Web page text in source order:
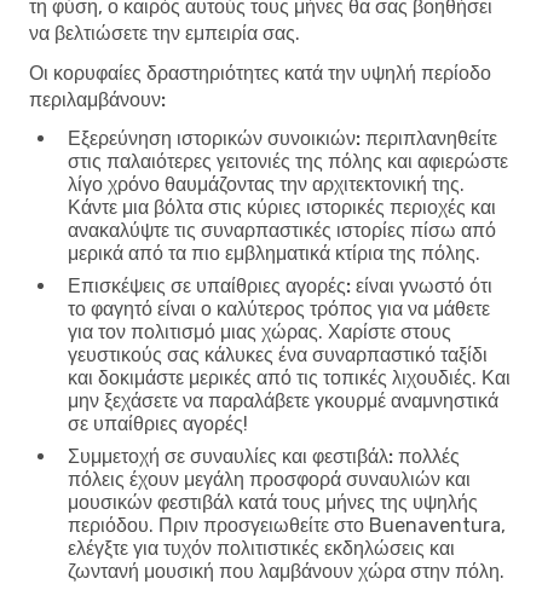
τη φύση, ο καιρός αυτούς τους μήνες θα σας βοηθήσει
να βελτιώσετε την εμπειρία σας.
Οι κορυφαίες δραστηριότητες κατά την υψηλή περίοδο
περιλαμβάνουν:
Εξερεύνηση ιστορικών συνοικιών: περιπλανηθείτε
στις παλαιότερες γειτονιές της πόλης και αφιερώστε
λίγο χρόνο θαυμάζοντας την αρχιτεκτονική της.
Κάντε μια βόλτα στις κύριες ιστορικές περιοχές και
ανακαλύψτε τις συναρπαστικές ιστορίες πίσω από
μερικά από τα πιο εμβληματικά κτίρια της πόλης.
Επισκέψεις σε υπαίθριες αγορές: είναι γνωστό ότι
το φαγητό είναι ο καλύτερος τρόπος για να μάθετε
για τον πολιτισμό μιας χώρας. Χαρίστε στους
γευστικούς σας κάλυκες ένα συναρπαστικό ταξίδι
και δοκιμάστε μερικές από τις τοπικές λιχουδιές. Και
μην ξεχάσετε να παραλάβετε γκουρμέ αναμνηστικά
σε υπαίθριες αγορές!
Συμμετοχή σε συναυλίες και φεστιβάλ: πολλές
πόλεις έχουν μεγάλη προσφορά συναυλιών και
μουσικών φεστιβάλ κατά τους μήνες της υψηλής
περιόδου. Πριν προσγειωθείτε στο Buenaventura,
ελέγξτε για τυχόν πολιτιστικές εκδηλώσεις και
ζωντανή μουσική που λαμβάνουν χώρα στην πόλη.